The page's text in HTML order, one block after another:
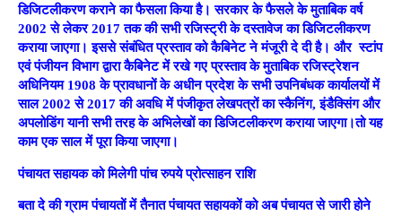
डिजिटलीकरण कराने का फैसला किया है। सरकार के फैसले के मुताबिक वर्ष
2002 से लेकर 2017 तक की सभी रजिस्ट्री के दस्तावेज का डिजिटलीकरण
कराया जाएगा। इससे संबंधित प्रस्ताव को कैबिनेट ने मंजूरी दे दी है। और स्टांप
एवं पंजीयन विभाग द्वारा कैबिनेट में रखे गए प्रस्ताव के मुताबिक रजिस्ट्रेशन
अधिनियम 1908 के प्रावधानों के अधीन प्रदेश के सभी उपनिबंधक कार्यालयों में
साल 2002 से 2017 की अवधि में पंजीकृत लेखपत्रों का स्कैनिंग, इंडैक्सिंग और
अपलोडिंग यानी सभी तरह के अभिलेखों का डिजिटलीकरण कराया जाएगा।तो यह
काम एक साल में पूरा किया जाएगा।
पंचायत सहायक को मिलेगी पांच रुपये प्रोत्साहन राशि
बता दे की ग्राम पंचायतों में तैनात पंचायत सहायकों को अब पंचायत से जारी होने